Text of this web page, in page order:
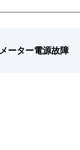
メーター電源故障